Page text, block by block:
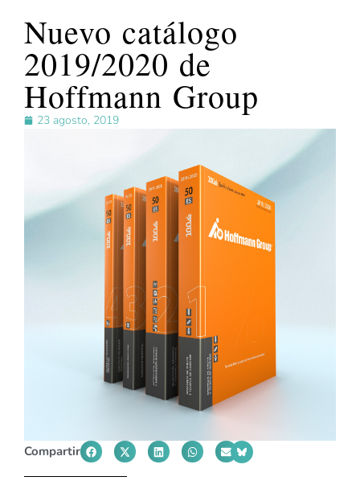
Nuevo catálogo
2019/2020 de
Hoffmann Group
23 agosto, 2019
Compartir